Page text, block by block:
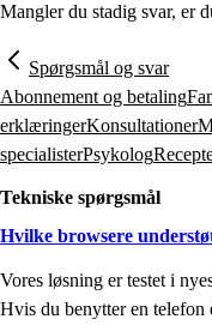
Mangler du stadig svar, er
Spørgsmål og svar
Abonnement og betaling
erklæringerKonsultationer
specialisterPsykolog
Tekniske spørgsmål
Hvilke browsere
Vores løsning er testet i
Hvis du benytter en telefon